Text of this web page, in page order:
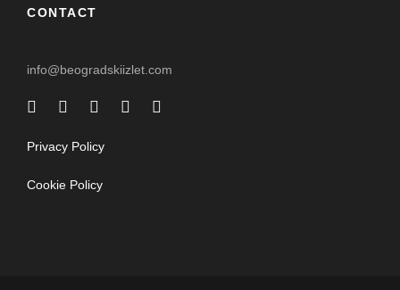
CONTACT
info@beogradskiizlet.com
Privacy Policy
Cookie Policy